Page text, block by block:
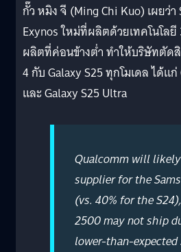
กั๊ว หมิง จี (Ming Chi Kuo) เผยว่
Exynos ใหม่ที่ผลิตด้วยเทคโนโล
ผลิตที่ค่อนข้างต่ำ ทำให้บริษัทตัดสิ
4 กับ Galaxy S25 ทุกโมเดล ได้แ
และ Galaxy S25 Ultra
Qualcomm will
supplier for the
(vs. 40% for the
2500 may not ship
lower-than-